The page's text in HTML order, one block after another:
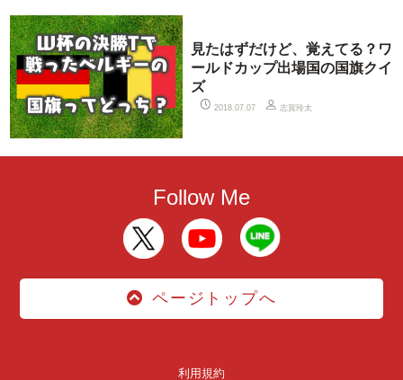
見たはずだけど、覚えてる？ワ
ールドカップ出場国の国旗クイ
ズ
2018.07.07 志賀玲太
Follow Me
ページトップへ
利用規約